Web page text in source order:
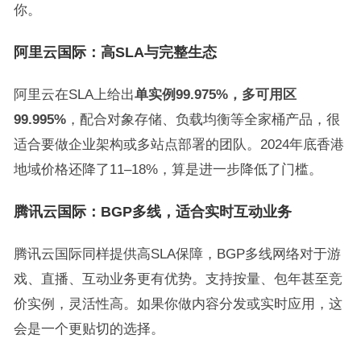
你。
阿里云国际：高SLA与完整生态
阿里云在SLA上给出单实例99.975%，多可用区
99.995%，配合对象存储、负载均衡等全家桶产品，很
适合要做企业架构或多站点部署的团队。2024年底香港
地域价格还降了11–18%，算是进一步降低了门槛。
腾讯云国际：BGP多线，适合实时互动业务
腾讯云国际同样提供高SLA保障，BGP多线网络对于游
戏、直播、互动业务更有优势。支持按量、包年甚至竞
价实例，灵活性高。如果你做内容分发或实时应用，这
会是一个更贴切的选择。